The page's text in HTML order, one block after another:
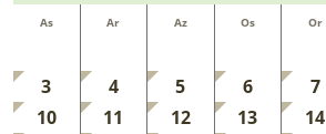
As Ar Az Os Or
3
4 5 6 7
10
11 12 13 14